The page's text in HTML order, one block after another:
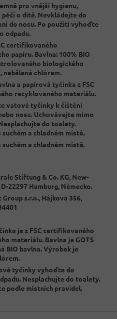
pro vnější hygienu,
péči o dítě. Nevkládejte do
do nosu. Po použití vyhoďte
odpadu.
certifikovaného
papíru. Bavlna: 100% BIO
biologického
nebělená chlórem.
a papírová tyčinka z FSC
recyklovaného materiálu.
vatové tyčinky k čištění
nosu. Uchovávejte mimo
do toalety.
suchém a chladném místě.
suchém a chladném místě.
Stiftung & Co. KG, New-
22297 Hamburg, Německo.
s.r.o., Hájkova 356,
je z FSC certifikovaného
materiálu. Bavlna je GOTS
BIO bavlna. Výrobek je
tyčinky vyhoďte do
Nesplachujte do toalety.
podle místních pravidel.